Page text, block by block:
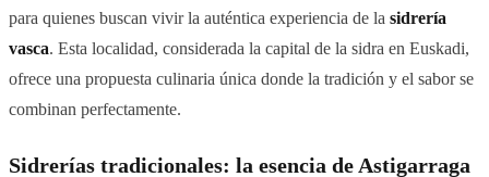
para quienes buscan vivir la auténtica experiencia de la sidrería
vasca. Esta localidad, considerada la capital de la sidra en Euskadi,
ofrece una propuesta culinaria única donde la tradición y el sabor se
combinan perfectamente.
Sidrerías tradicionales: la esencia de Astigarraga